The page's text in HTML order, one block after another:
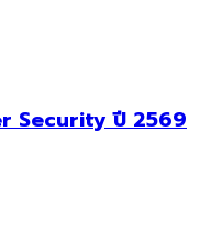
Security ปี 2569